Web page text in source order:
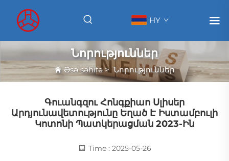
HY
Նորություններ
Əsə səhifə>Նորություններ
Գուանգզու Հոնգքիաո Սլիսեր
Արդյունավետությունը Եղած Է Իստամբուլի
Կոտոնի Պատկերացման 2023-Ին
Time : 2025-05-26